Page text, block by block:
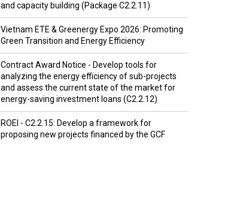
and capacity building (Package C2.2.11)
Vietnam ETE & Greenergy Expo 2026: Promoting
Green Transition and Energy Efficiency
Contract Award Notice - Develop tools for
analyzing the energy efficiency of sub-projects
and assess the current state of the market for
energy-saving investment loans (C2.2.12)
ROEI - C2.2.15: Develop a framework for
proposing new projects financed by the GCF